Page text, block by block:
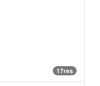
17res